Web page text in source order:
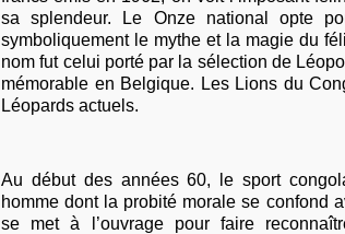
sa splendeur. Le Onze national opte
symboliquement le mythe et la magie du
nom fut celui porté par la sélection de
mémorable en Belgique. Les Lions du
Léopards actuels.
Au début des années 60, le sport
homme dont la probité morale se confond
se met à l’ouvrage pour faire